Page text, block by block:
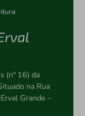
(nº 16) da
na Rua
Grande –